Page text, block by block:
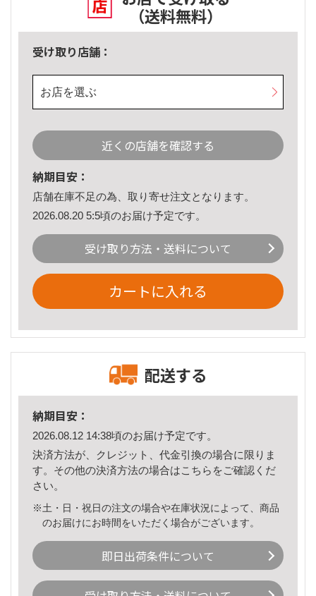
（送料無料）
受け取り店舗：
お店を選ぶ
近くの店舗を確認する
納期目安：
店舗在庫不足の為、取り寄せ注文となります。
2026.08.20 5:5頃のお届け予定です。
受け取り方法・送料について
カートに入れる
配送する
納期目安：
2026.08.12 14:38頃のお届け予定です。
決済方法が、クレジット、代金引換の場合に限りま
す。その他の決済方法の場合はこちら をご確認くだ
さい。
※土・日・祝日の注文の場合や在庫状況によって、商品
のお届けにお時間をいただく場合がございます。
即日出荷条件について